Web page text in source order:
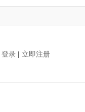
登录 | 立即注册